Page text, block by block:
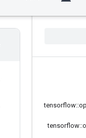
tensorflow::
tensorflow::